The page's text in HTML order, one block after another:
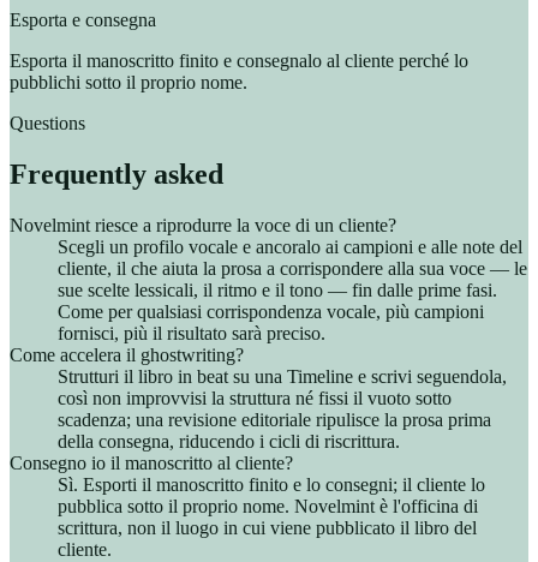
Esporta e consegna
Esporta il manoscritto finito e consegnalo al cliente perché lo
pubblichi sotto il proprio nome.
Questions
Frequently asked
Novelmint riesce a riprodurre la voce di un cliente?
Scegli un profilo vocale e ancoralo ai campioni e alle note del
cliente, il che aiuta la prosa a corrispondere alla sua voce — le
sue scelte lessicali, il ritmo e il tono — fin dalle prime fasi.
Come per qualsiasi corrispondenza vocale, più campioni
fornisci, più il risultato sarà preciso.
Come accelera il ghostwriting?
Strutturi il libro in beat su una Timeline e scrivi seguendola,
così non improvvisi la struttura né fissi il vuoto sotto
scadenza; una revisione editoriale ripulisce la prosa prima
della consegna, riducendo i cicli di riscrittura.
Consegno io il manoscritto al cliente?
Sì. Esporti il manoscritto finito e lo consegni; il cliente lo
pubblica sotto il proprio nome. Novelmint è l'officina di
scrittura, non il luogo in cui viene pubblicato il libro del
cliente.